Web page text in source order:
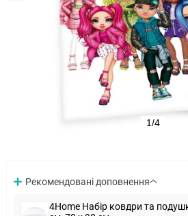
1/4
Рекомендовані доповнення
4Home Набір ковдри та